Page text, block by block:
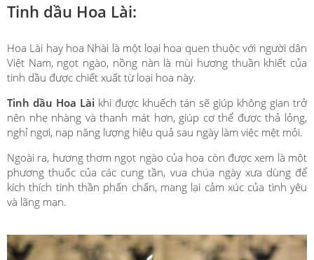
Tinh dầu Hoa Lài:
Hoa Lài hay hoa Nhài là một loại hoa quen thuộc với người dân
Việt Nam, ngọt ngào, nồng nàn là mùi hương thuần khiết của
tinh dầu được chiết xuất từ loại hoa này.
Tinh dầu Hoa Lài khi được khuếch tán sẽ giúp không gian trở
nên nhẹ nhàng và thanh mát hơn, giúp cơ thể được thả lỏng,
nghỉ ngơi, nạp năng lượng hiệu quả sau ngày làm việc mệt mỏi.
Ngoài ra, hương thơm ngọt ngào của hoa còn được xem là một
phương thuốc của các cung tần, vua chúa ngày xưa dùng để
kích thích tinh thần phấn chấn, mang lại cảm xúc của tình yêu
và lãng mạn.